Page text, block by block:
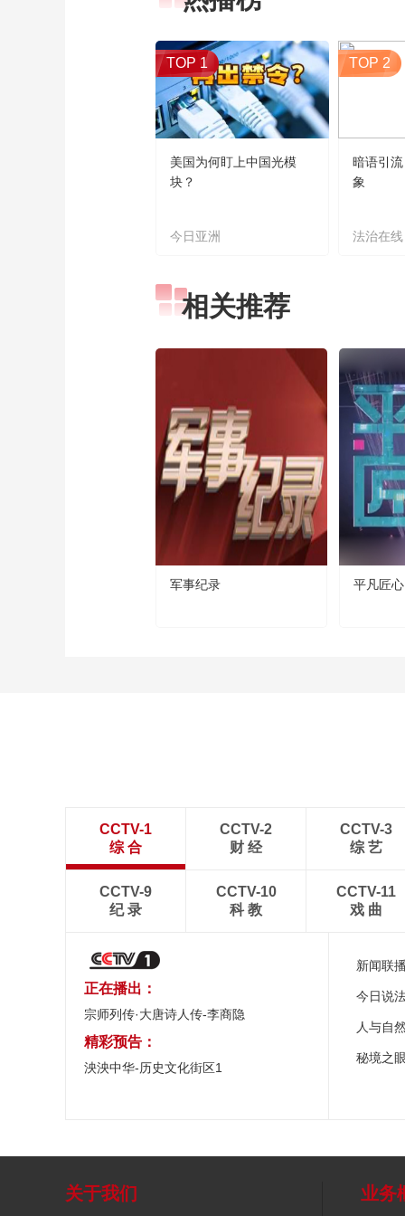
TOP 1
美国为何盯上中国光模
块？
今日亚洲
TOP 2
暗语引
象
法治在线
相关推荐
军事纪录 平凡匠心
CCTV-1
综 合
CCTV-2
财 经
CCTV-3
综 艺
CCTV-9
纪 录
CCTV-10
科 教
CCTV-11
戏 曲
正在播出：
宗师列传·大唐诗人传-李商隐
精彩预告：
泱泱中华-历史文化街区1
新闻联
今日说
人与自
秘境之
关于我们 业务